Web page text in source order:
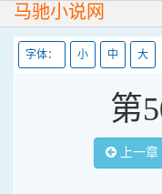
马驰小说网
字体： 小 中 大
第
上一章